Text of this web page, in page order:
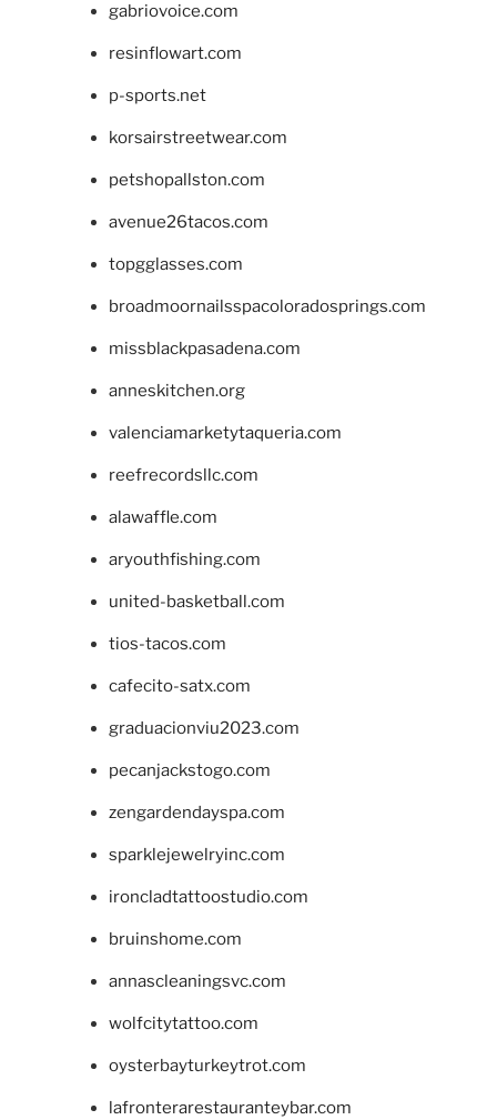
gabriovoice.com
resinflowart.com
p-sports.net
korsairstreetwear.com
petshopallston.com
avenue26tacos.com
topgglasses.com
broadmoornailsspacoloradosprings.com
missblackpasadena.com
anneskitchen.org
valenciamarketytaqueria.com
reefrecordsllc.com
alawaffle.com
aryouthfishing.com
united-basketball.com
tios-tacos.com
cafecito-satx.com
graduacionviu2023.com
pecanjackstogo.com
zengardendayspa.com
sparklejewelryinc.com
ironcladtattoostudio.com
bruinshome.com
annascleaningsvc.com
wolfcitytattoo.com
oysterbayturkeytrot.com
lafronterarestauranteybar.com